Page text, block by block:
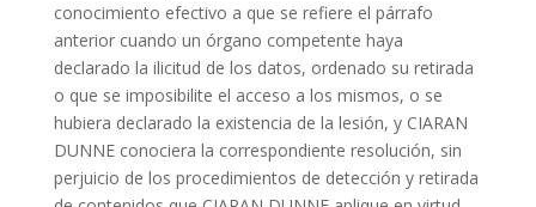
conocimiento efectivo a que se refiere el párrafo
anterior cuando un órgano competente haya
declarado la ilicitud de los datos, ordenado su retirada
o que se imposibilite el acceso a los mismos, o se
hubiera declarado la existencia de la lesión, y CIARAN
DUNNE conociera la correspondiente resolución, sin
perjuicio de los procedimientos de detección y retirada